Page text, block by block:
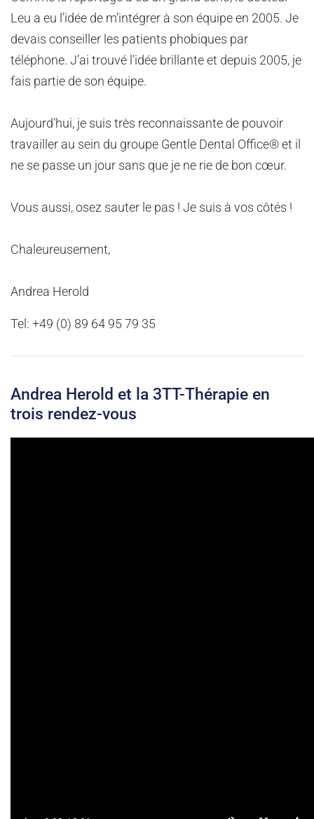
Leu a eu l’idée de m’intégrer à son équipe en 2005. Je
devais conseiller les patients phobiques par
téléphone. J’ai trouvé l’idée brillante et depuis 2005, je
fais partie de son équipe.
Aujourd’hui, je suis très reconnaissante de pouvoir
travailler au sein du groupe Gentle Dental Office® et il
ne se passe un jour sans que je ne rie de bon cœur.
Vous aussi, osez sauter le pas ! Je suis à vos côtés !
Chaleureusement,
Andrea Herold
Tel: +49 (0) 89 64 95 79 35
Andrea Herold et la 3TT-Thérapie en
trois rendez-vous